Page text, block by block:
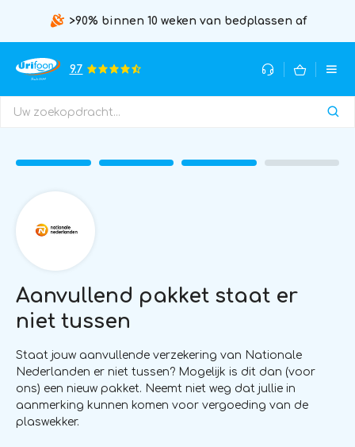
>90% binnen 10 weken van bedplassen af
9.7
Aanvullend pakket staat er
niet tussen
Staat jouw aanvullende verzekering van Nationale
Nederlanden er niet tussen? Mogelijk is dit dan (voor
ons) een nieuw pakket. Neemt niet weg dat jullie in
aanmerking kunnen komen voor vergoeding van de
plaswekker.